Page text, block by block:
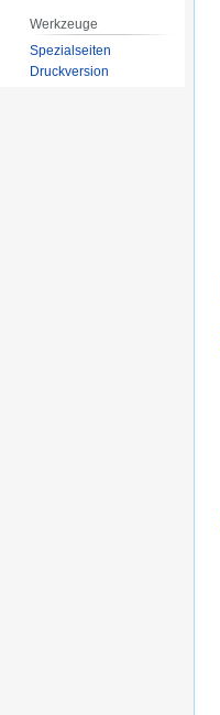
Werkzeuge
Spezialseiten
Druckversion